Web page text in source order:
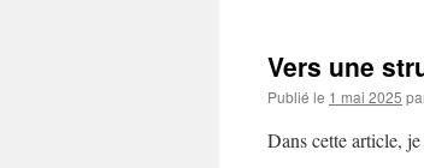
Vers une
Publié le 1 mai 2025
Dans cette article,